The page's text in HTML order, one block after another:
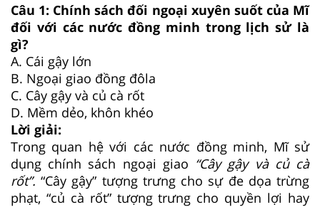
Câu 1: Chính sách đối ngoại xuyên suốt của Mĩ
đối với các nước đồng minh trong lịch sử là
gì?
A. Cái gậy lớn
B. Ngoại giao đồng đôla
C. Cây gậy và củ cà rốt
D. Mềm dẻo, khôn khéo
Lời giải:
Trong quan hệ với các nước đồng minh, Mĩ sử
dụng chính sách ngoại giao “Cây gậy và củ cà
rốt”. “Cây gậy” tượng trưng cho sự đe dọa trừng
phạt, “củ cà rốt” tượng trưng cho quyền lợi hay